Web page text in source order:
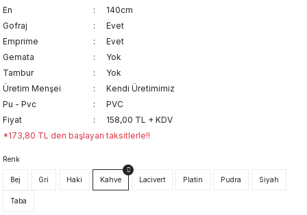
En
140cm
Gofraj
Evet
Emprime
Evet
Gemata
Yok
Tambur
Yok
Üretim Menşei
Kendi Üretimimiz
Pu - Pvc
PVC
Fiyat
158,00 TL + KDV
*173,80 TL den başlayan taksitlerle!!
Renk
Bej Gri Haki Kahve Lacivert Platin Pudra Siyah
Taba